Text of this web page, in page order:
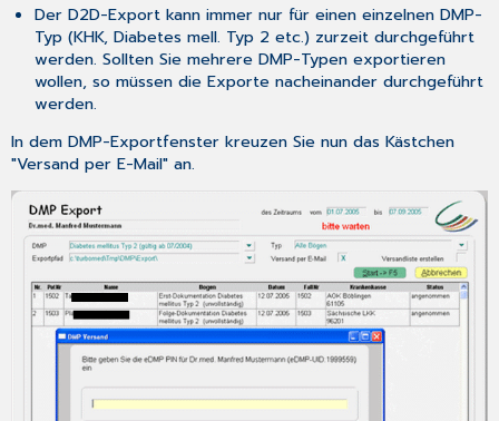
Der D2D-Export kann immer nur für einen einzelnen DMP-
Typ (KHK, Diabetes mell. Typ 2 etc.) zurzeit durchgeführt
werden. Sollten Sie mehrere DMP-Typen exportieren
wollen, so müssen die Exporte nacheinander durchgeführt
werden.
In dem DMP-Exportfenster kreuzen Sie nun das Kästchen
"Versand per E-Mail" an.